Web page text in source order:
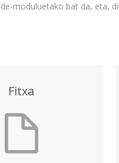
moduluetako bat da, eta,
Fitxa